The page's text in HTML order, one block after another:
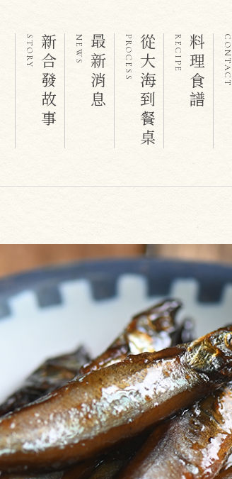
STORY 新合發故事 NEWS 最新消息 PROCESS從大海到餐桌 RECIPE 料理食譜 CONTACT